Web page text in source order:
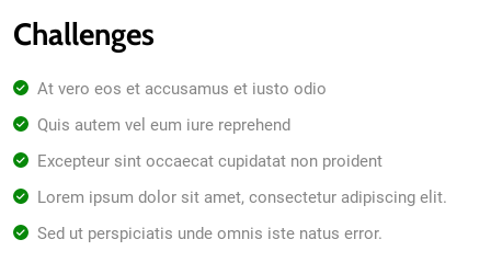
Challenges
At vero eos et accusamus et iusto odio
Quis autem vel eum iure reprehend
Excepteur sint occaecat cupidatat non proident
Lorem ipsum dolor sit amet, consectetur adipiscing elit.
Sed ut perspiciatis unde omnis iste natus error.